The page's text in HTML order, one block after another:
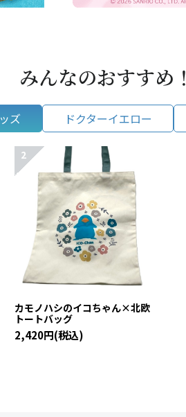
みんなのおすすめ
ズ ドクターイエロー
カモノハシのイコちゃん×北欧
トートバッグ
2,420円(税込)